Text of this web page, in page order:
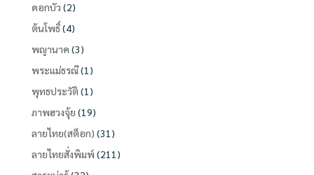
ดอกบัว (2)
ต้นโพธิ์(4)
พญานาค (3)
พระแม่ธรณี(1)
พุทธประวัติ (1)
ภาพฮวงจุ้ย (19)
ลายไทย(สต็อก) (31)
ลายไทยสั่งพิมพ์ (211)